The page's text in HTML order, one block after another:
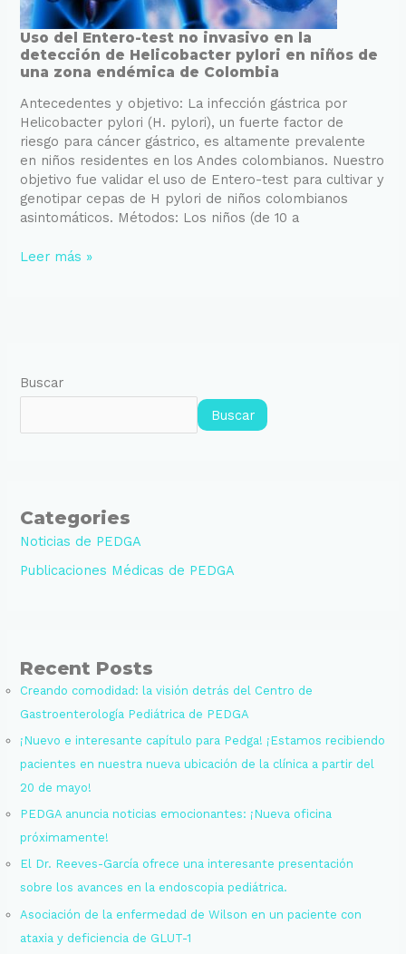
Uso del Entero-test no invasivo en la
detección de Helicobacter pylori en niños de
una zona endémica de Colombia
Antecedentes y objetivo: La infección gástrica por
Helicobacter pylori (H. pylori), un fuerte factor de
riesgo para cáncer gástrico, es altamente prevalente
en niños residentes en los Andes colombianos. Nuestro
objetivo fue validar el uso de Entero-test para cultivar y
genotipar cepas de H pylori de niños colombianos
asintomáticos. Métodos: Los niños (de 10 a
Uso
del
Entero-
invasivo
la
detección
de
en
de
Colombia
Leer más »
Buscar
Buscar
Categories
Noticias de PEDGA
Publicaciones Médicas de PEDGA
Recent Posts
Creando comodidad: la visión detrás del Centro de
Gastroenterología Pediátrica de PEDGA
¡Nuevo e interesante capítulo para Pedga! ¡Estamos recibiendo
pacientes en nuestra nueva ubicación de la clínica a partir del
20 de mayo!
PEDGA anuncia noticias emocionantes: ¡Nueva oficina
próximamente!
El Dr. Reeves-García ofrece una interesante presentación
sobre los avances en la endoscopia pediátrica.
Asociación de la enfermedad de Wilson en un paciente con
ataxia y deficiencia de GLUT-1